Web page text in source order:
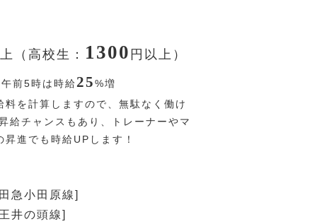
（高校生： 1300 円 以上）
前5時は時給25%増
料を計算しますので、無駄なく働け
給チャンスもあり、トレーナーやマ
昇進でも時給UPします！
急小田原線]
井の頭線]